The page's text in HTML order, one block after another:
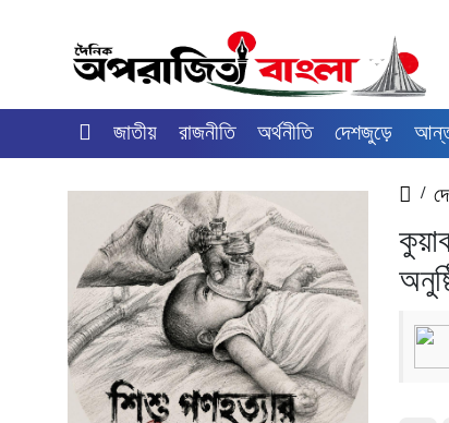
জাতীয় রাজনীতি অর্থনীতি দেশজুড়ে
/